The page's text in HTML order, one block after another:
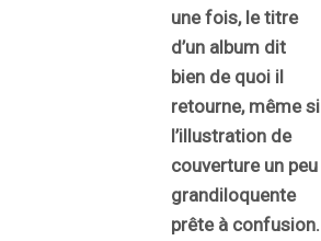
une fois, le titre
d’un album dit
bien de quoi il
retourne, même si
l’illustration de
couverture un peu
grandiloquente
prête à confusion.